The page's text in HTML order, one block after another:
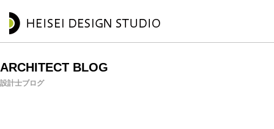
ARCHITECT BLOG
設計士ブログ